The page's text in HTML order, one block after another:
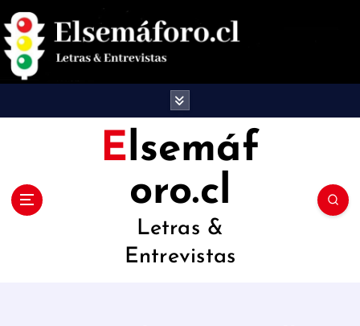
a
Elsemáf
oro.cl
Letras &
Entrevistas